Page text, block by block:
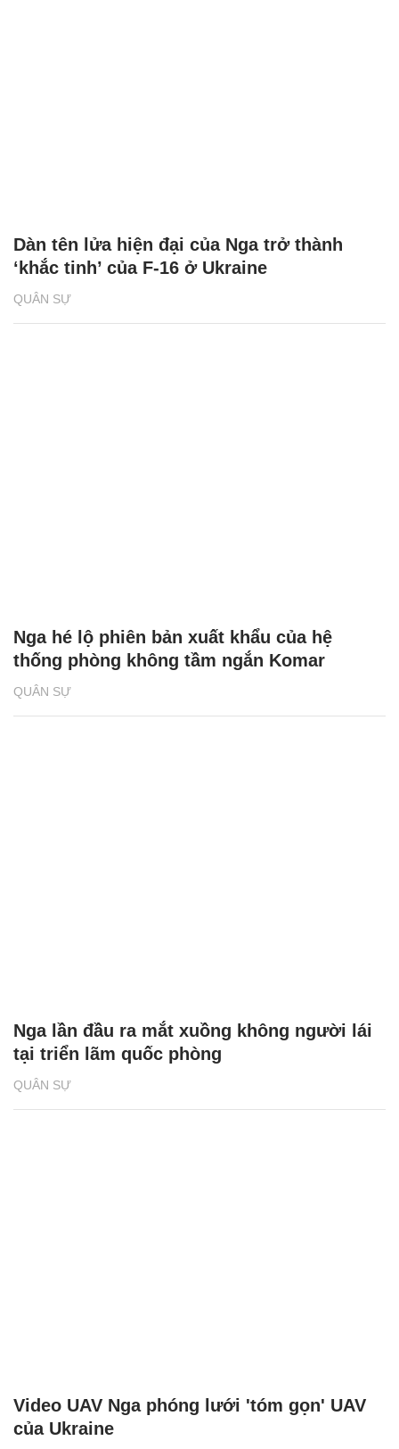
QUÂN SỰ
Dàn tên lửa hiện đại của Nga trở thành
‘khắc tinh’ của F-16 ở Ukraine
QUÂN SỰ
Nga hé lộ phiên bản xuất khẩu của hệ
thống phòng không tầm ngắn Komar
QUÂN SỰ
Nga lần đầu ra mắt xuồng không người lái
tại triển lãm quốc phòng
Video UAV Nga phóng lưới 'tóm gọn' UAV
của Ukraine